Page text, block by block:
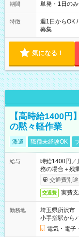
期間 単発・1日の
特徴
週1日からOK
募集
気になる！
【高時給1400
の黙々軽作業
派遣 職種未経験OK
給与
時給1400円／
務の場合＋残
交通費別
交通費 実費支
勤務地
埼玉県所沢市
小手指駅から
電気・電子